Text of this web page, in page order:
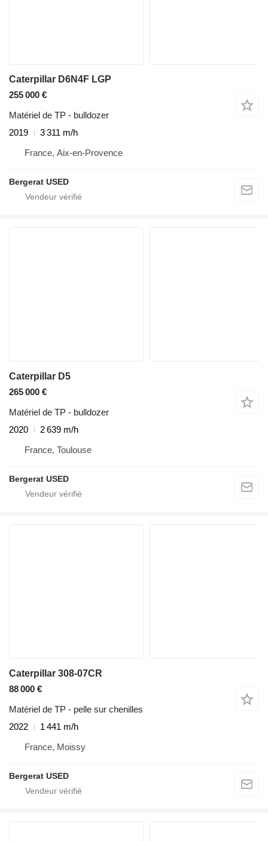
Caterpillar D6N4F LGP
255 000 €
Matériel de TP - bulldozer
2019
3 311 m/h
France, Aix-en-Provence
Bergerat USED
Caterpillar D5
265 000 €
Matériel de TP - bulldozer
2020
2 639 m/h
France, Toulouse
Bergerat USED
Caterpillar 308-07CR
88 000 €
Matériel de TP - pelle sur chenilles
2022
1 441 m/h
France, Moissy
Bergerat USED